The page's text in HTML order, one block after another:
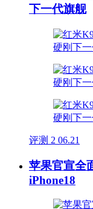
下一代旗舰
评测 2 06.21
苹果官宣全
iPhone18